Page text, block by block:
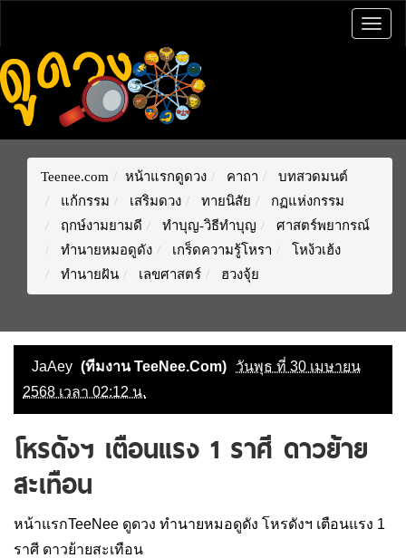
Teenee.com หน้าแรกดูดวง คาถา
บทสวดมนต์
แก้กรรม
เสริมดวง ทายนิสัย
กฏแห่งกรรม
ฤกษ์งามยามดี
ทำบุญ-วิธีทำบุญ
ศาสตร์พยากรณ์
ทำนายหมอดูดัง
เกร็ดความรู้โหรา
โหง้วเฮ้ง
ทำนายฝัน
เลขศาสตร์ ฮวงจุ้ย
JaAey (ทีมงาน TeeNee.Com)
วันพุธ ที่ 30 เมษายน
2568 เวลา 02:12 น.
โหรดังฯ เตือนแรง 1 ราศี ดาวย้าย
สะเทือน
หน้าแรกTeeNee ดูดวง ทำนายหมอดูดัง โหรดังฯ เตือนแรง 1
ราศี ดาวย้ายสะเทือน